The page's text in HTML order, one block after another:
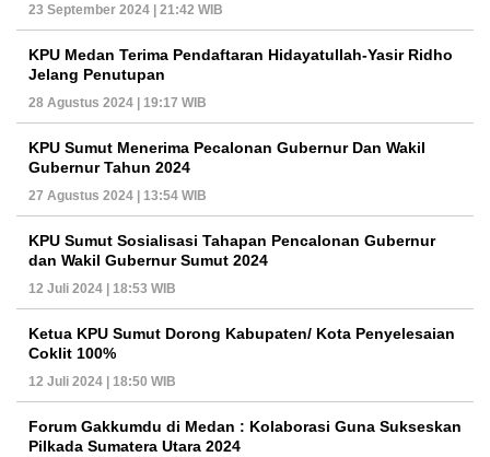
23 September 2024 | 21:42 WIB
KPU Medan Terima Pendaftaran Hidayatullah-Yasir Ridho
Jelang Penutupan
28 Agustus 2024 | 19:17 WIB
KPU Sumut Menerima Pecalonan Gubernur Dan Wakil
Gubernur Tahun 2024
27 Agustus 2024 | 13:54 WIB
KPU Sumut Sosialisasi Tahapan Pencalonan Gubernur
dan Wakil Gubernur Sumut 2024
12 Juli 2024 | 18:53 WIB
Ketua KPU Sumut Dorong Kabupaten/ Kota Penyelesaian
Coklit 100%
12 Juli 2024 | 18:50 WIB
Forum Gakkumdu di Medan : Kolaborasi Guna Sukseskan
Pilkada Sumatera Utara 2024